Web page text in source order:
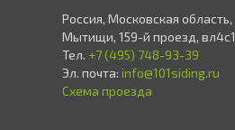
Россия, Московская область,
Мытищи, 159-й проезд, вл4с1
Тел. +7 (495) 748-93-39
Эл. почта: info@101siding.ru
Схема проезда